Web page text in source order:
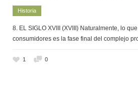
Historia
8. EL SIGLO XVIII (XVIII) Naturalmente, lo
consumidores es la fase final del complejo
1 0